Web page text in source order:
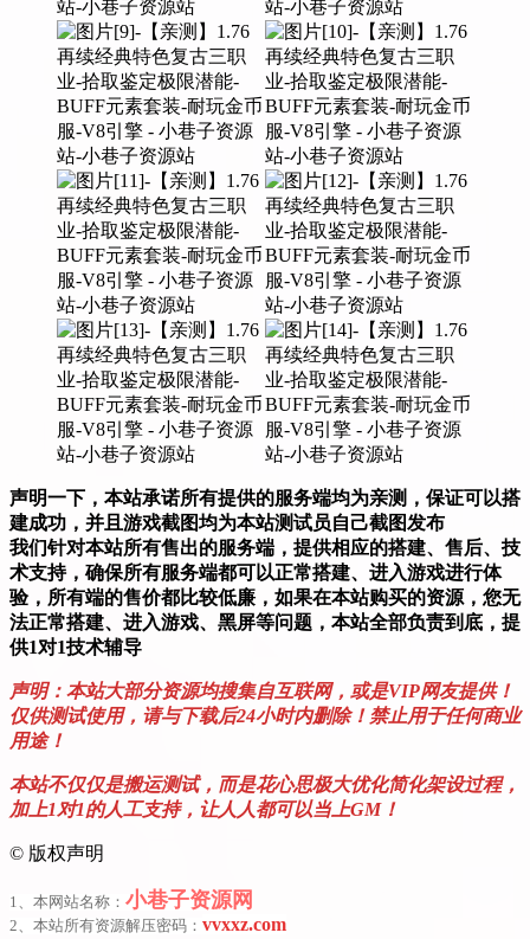
声明一下，本站承诺所有提供的服务端均为亲测，保证可以搭
建成功，并且游戏截图均为本站测试员自己截图发布
我们针对本站所有售出的服务端，提供相应的搭建、售后、技
术支持，确保所有服务端都可以正常搭建、进入游戏进行体
验，所有端的售价都比较低廉，如果在本站购买的资源，您无
法正常搭建、进入游戏、黑屏等问题，本站全部负责到底，提
供1对1技术辅导
声明：本站大部分资源均搜集自互联网，或是VIP网友提供！
仅供测试使用，请与下载后24小时内删除！禁止用于任何商业
用途！
本站不仅仅是搬运测试，而是花心思极大优化简化架设过程，
加上1对1的人工支持，让人人都可以当上GM！
© 版权声明
1、本网站名称： 小巷子资源网
2、本站所有资源解压密码： vvxxz.com